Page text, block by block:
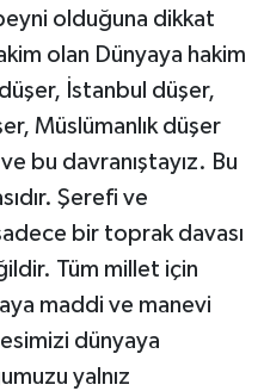
olduğuna dikkat
olan Dünyaya hakim
İstanbul düşer,
Müslümanlık düşer
bu davranıştayız. Bu
Şerefi ve
bir toprak davası
Tüm millet için
maddi ve manevi
dünyaya
yalnız